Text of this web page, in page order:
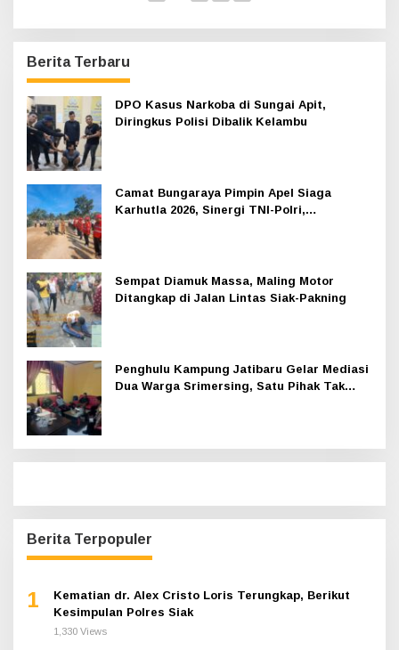
Berita Terbaru
DPO Kasus Narkoba di Sungai Apit,
Diringkus Polisi Dibalik Kelambu
Camat Bungaraya Pimpin Apel Siaga
Karhutla 2026, Sinergi TNI-Polri,
Sempat Diamuk Massa, Maling Motor
Ditangkap di Jalan Lintas Siak-Pakning
Penghulu Kampung Jatibaru Gelar Mediasi
Dua Warga Srimersing, Satu Pihak Tak
Berita Terpopuler
1
Kematian dr. Alex Cristo Loris Terungkap, Berikut
Kesimpulan Polres Siak
1,330 Views